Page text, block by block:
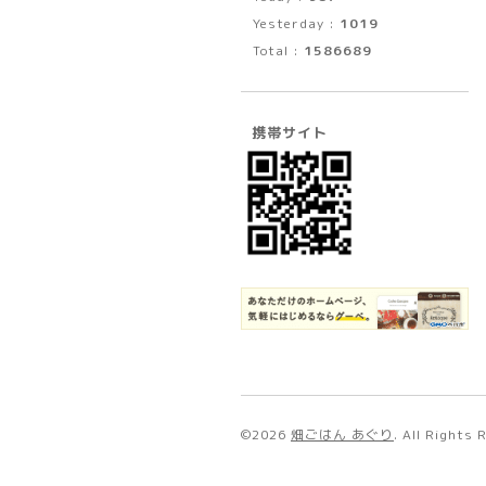
Yesterday : 1019
Total : 1586689
携帯サイト
©2026 畑ごはん あぐり . All Rights